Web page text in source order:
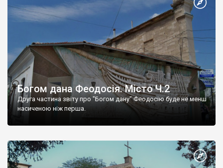
Богом дана Феодосія. Місто Ч.2
Друга частина звіту про "Богом дану" Феодосію буде не менш
насиченою ніж перша.